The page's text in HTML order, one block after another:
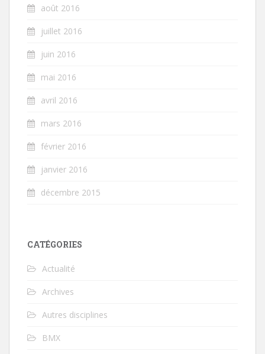
août 2016
juillet 2016
juin 2016
mai 2016
avril 2016
mars 2016
février 2016
janvier 2016
décembre 2015
CATÉGORIES
Actualité
Archives
Autres disciplines
BMX